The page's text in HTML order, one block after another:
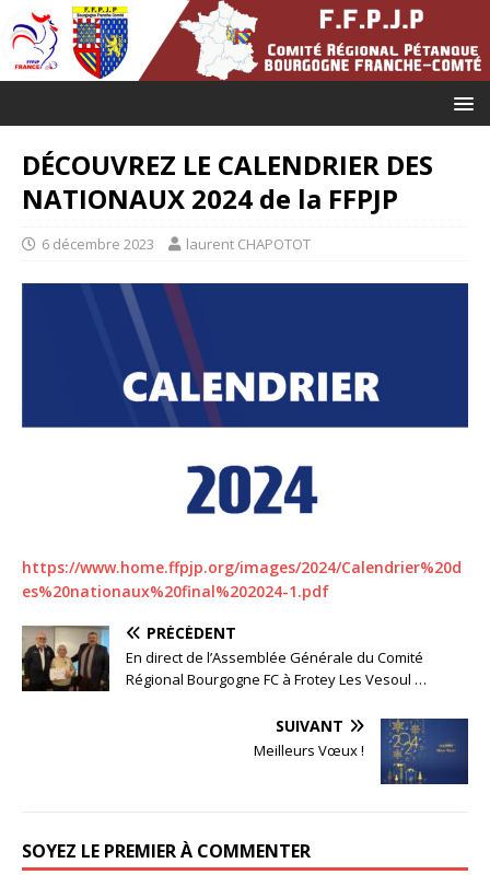
DÉCOUVREZ LE CALENDRIER DES
NATIONAUX 2024 de la FFPJP
6 décembre 2023 laurent CHAPOTOT
https://www.home.ffpjp.org/images/2024/Calendrier%20d
es%20nationaux%20final%202024-1.pdf
PRÉCÉDENT
En direct de l’Assemblée Générale du Comité
Régional Bourgogne FC à Frotey Les Vesoul …
SUIVANT
Meilleurs Vœux !
SOYEZ LE PREMIER À COMMENTER